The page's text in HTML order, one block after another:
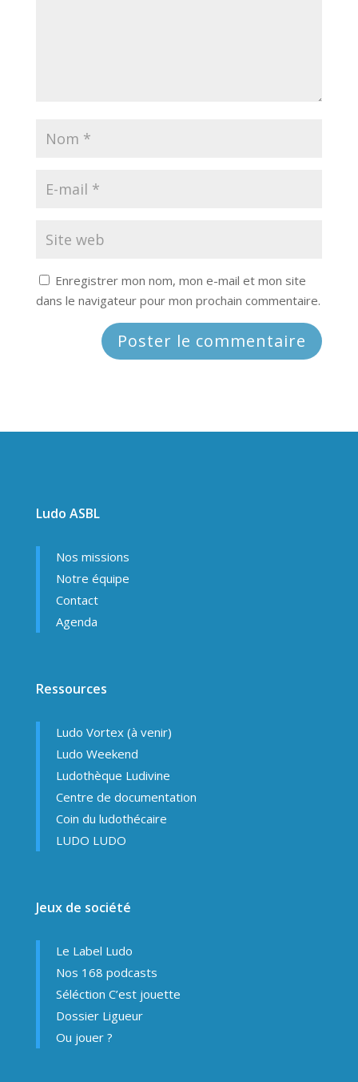
Enregistrer mon nom, mon e-mail et mon site
dans le navigateur pour mon prochain commentaire.
Ludo ASBL
Nos missions
Notre équipe
Contact
Agenda
Ressources
Ludo Vortex (à venir)
Ludo Weekend
Ludothèque Ludivine
Centre de documentation
Coin du ludothécaire
LUDO LUDO
Jeux de société
Le Label Ludo
Nos 168 podcasts
Séléction C’est jouette
Dossier Ligueur
Ou jouer ?